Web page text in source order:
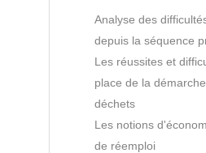
Analyse des
depuis la séquence
Les réussites et
place de la
déchets
Les notions
de réemploi